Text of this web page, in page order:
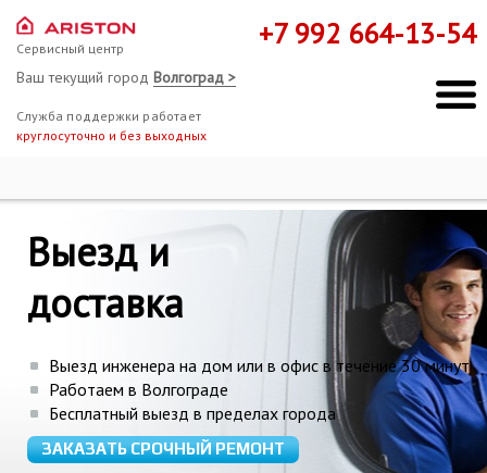
Сервисный центр
Ваш текущий город Волгоград >
Служба поддержки работает
круглосуточно и без выходных
+7 992 664-13-54
Схема работы
Мы здесь, чтобы помочь!
Выезд и
доставка
Выезд инженера на дом или в офис в течение 30 минут
Работаем в Волгограде
Бесплатный выезд в пределах города
ЗАКАЗАТЬ СРОЧНЫЙ РЕМОНТ